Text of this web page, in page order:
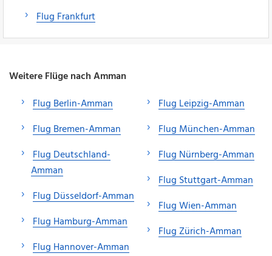
Flug Frankfurt
Weitere Flüge nach Amman
Flug Berlin-Amman
Flug Bremen-Amman
Flug Deutschland-
Amman
Flug Düsseldorf-Amman
Flug Hamburg-Amman
Flug Hannover-Amman
Flug Leipzig-Amman
Flug München-Amman
Flug Nürnberg-Amman
Flug Stuttgart-Amman
Flug Wien-Amman
Flug Zürich-Amman